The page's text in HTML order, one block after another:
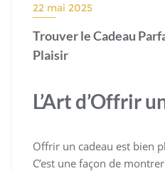
22 mai 2025
Trouver le Cadeau
Plaisir
L’Art d’Offrir
Offrir un cadeau est bien
C’est une façon de